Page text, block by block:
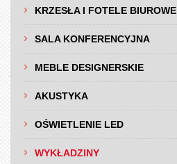
KRZESŁA I FOTELE BIUROWE
SALA KONFERENCYJNA
MEBLE DESIGNERSKIE
AKUSTYKA
OŚWIETLENIE LED
WYKŁADZINY